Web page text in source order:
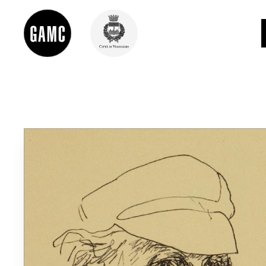
LE COLLEZIONI
LORENZO VIANI
PALAZZO DELLE MUSE